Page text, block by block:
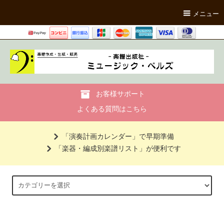
メニュー
お客様サポート
よくある質問はこちら
「演奏計画カレンダー」で早期準備
「楽器・編成別楽譜リスト」が便利です